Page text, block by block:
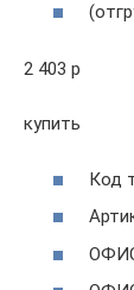
2 403 p
купить
Код